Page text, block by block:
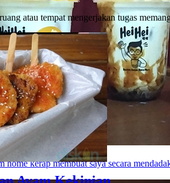
Jogja
home kerap membuat saya secara
atau tempat mengerjakan tugas